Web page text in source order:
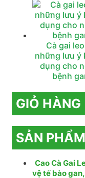
Cà gai
những lưu ý
dụng cho
bệnh
GIỎ HÀNG
SẢN
Cao Cà Gai
vệ tế bào